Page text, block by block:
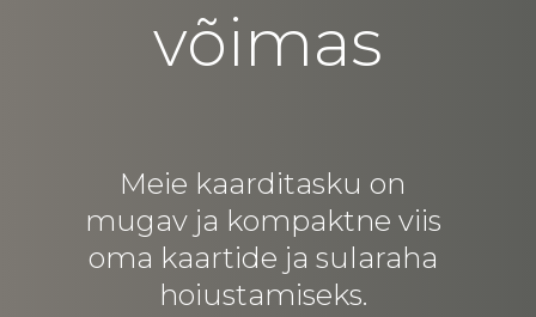
võimas
Meie kaarditasku on
mugav ja kompaktne viis
oma kaartide ja sularaha
hoiustamiseks.